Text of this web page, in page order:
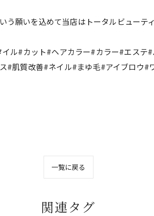
願いを込めて当店はトータルビューテ
ル#カット#ヘアカラー#カラー#エス
#肌質改善#ネイル#まゆ毛#アイブロウ#
一覧に戻る
関連タグ